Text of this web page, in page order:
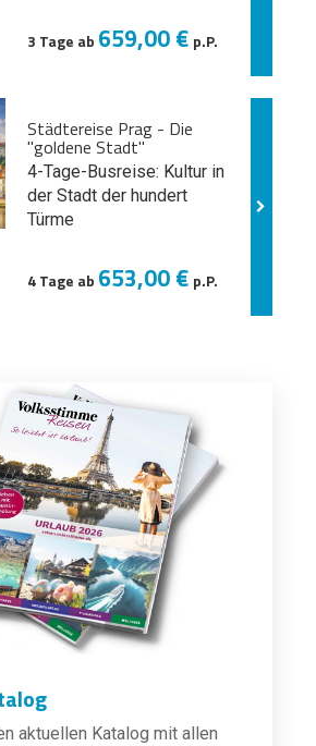
3 Tage ab 659,00 € p.P.
Städtereise Prag - Die
"goldene Stadt"
4-Tage-Busreise: Kultur in
der Stadt der hundert
Türme
4 Tage ab 653,00 € p.P.
aktuellen Katalog mit allen